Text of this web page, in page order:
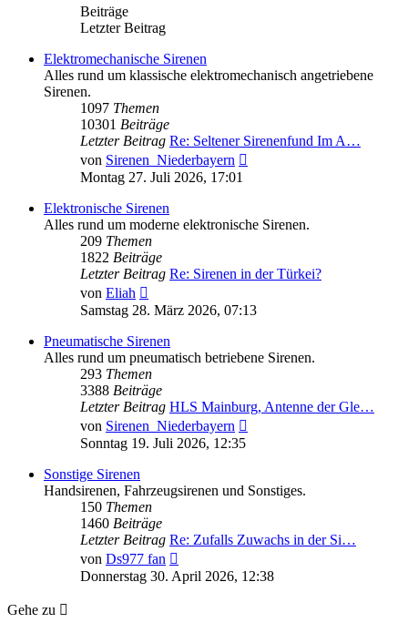
Beiträge
Letzter Beitrag
Elektromechanische Sirenen
Alles rund um klassische elektromechanisch angetriebene
Sirenen.
1097 Themen
10301 Beiträge
Letzter Beitrag Re: Seltener Sirenenfund Im A…
von Sirenen_Niederbayern
Montag 27. Juli 2026, 17:01
Elektronische Sirenen
Alles rund um moderne elektronische Sirenen.
209 Themen
1822 Beiträge
Letzter Beitrag Re: Sirenen in der Türkei?
von Eliah
Beitrag
Samstag 28. März 2026, 07:13
Pneumatische Sirenen
Alles rund um pneumatisch betriebene Sirenen.
293 Themen
3388 Beiträge
Letzter Beitrag HLS Mainburg, Antenne der Gle…
von Sirenen_Niederbayern
Sonntag 19. Juli 2026, 12:35
Sonstige Sirenen
Handsirenen, Fahrzeugsirenen und Sonstiges.
150 Themen
1460 Beiträge
Letzter Beitrag Re: Zufalls Zuwachs in der Si…
von Ds977 fan
Beitrag
Donnerstag 30. April 2026, 12:38
Gehe zu